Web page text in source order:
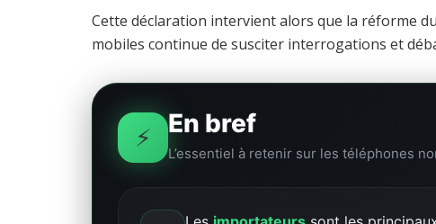
Cette déclaration intervient alors que la réforme
mobiles continue de susciter interrogations et
⚡ En bref
L’essentiel à retenir sur les téléphones